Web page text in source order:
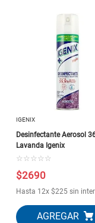
IGENIX
Desinfectante Aerosol
Lavanda Igenix
☆ ☆ ☆ ☆ ☆
$2690
Hasta 12x$225 sin